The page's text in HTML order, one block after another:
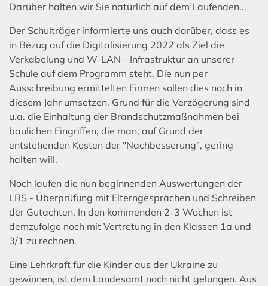
Darüber halten wir Sie natürlich auf dem Laufenden...
Der Schulträger informierte uns auch darüber, dass es
in Bezug auf die Digitalisierung 2022 als Ziel die
Verkabelung und W-LAN - Infrastruktur an unserer
Schule auf dem Programm steht. Die nun per
Ausschreibung ermittelten Firmen sollen dies noch in
diesem Jahr umsetzen. Grund für die Verzögerung sind
u.a. die Einhaltung der Brandschutzmaßnahmen bei
baulichen Eingriffen, die man, auf Grund der
entstehenden Kosten der "Nachbesserung", gering
halten will.
Noch laufen die nun beginnenden Auswertungen der
LRS - Überprüfung mit Elterngesprächen und Schreiben
der Gutachten. In den kommenden 2-3 Wochen ist
demzufolge noch mit Vertretung in den Klassen 1a und
3/1 zu rechnen.
Eine Lehrkraft für die Kinder aus der Ukraine zu
gewinnen, ist dem Landesamt noch nicht gelungen. Aus